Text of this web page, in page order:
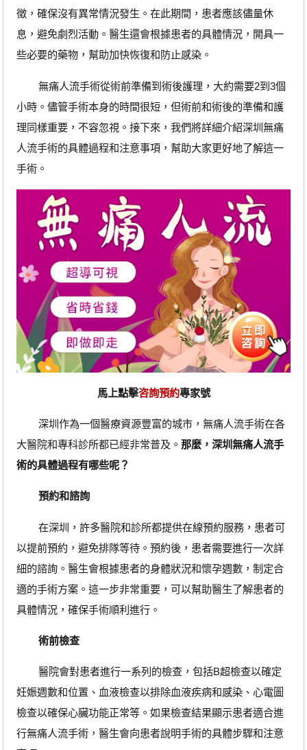
徵，確保沒有異常情況發生。在此期間，患者應該儘量休
息，避免劇烈活動。醫生還會根據患者的具體情況，開具一
些必要的藥物，幫助加快恢復和防止感染。
無痛人流手術從術前準備到術後護理，大約需要2到3個
小時。儘管手術本身的時間很短，但術前和術後的準備和護
理同樣重要，不容忽視。接下來，我們將詳細介紹深圳無痛
人流手術的具體過程和注意事項，幫助大家更好地了解這一
手術。
馬上點擊咨詢預約專家號
深圳作為一個醫療資源豐富的城市，無痛人流手術在各
大醫院和專科診所都已經非常普及。 那麼，深圳無痛人流手
術的具體過程有哪些呢？
預約和諮詢
在深圳，許多醫院和診所都提供在線預約服務，患者可
以提前預約，避免排隊等待。預約後，患者需要進行一次詳
細的諮詢。醫生會根據患者的身體狀況和懷孕週數，制定合
適的手術方案。這一步非常重要，可以幫助醫生了解患者的
具體情況，確保手術順利進行。
術前檢查
醫院會對患者進行一系列的檢查，包括B超檢查以確定
妊娠週數和位置、血液檢查以排除血液疾病和感染、心電圖
檢查以確保心臟功能正常等。如果檢查結果顯示患者適合進
行無痛人流手術，醫生會向患者說明手術的具體步驟和注意